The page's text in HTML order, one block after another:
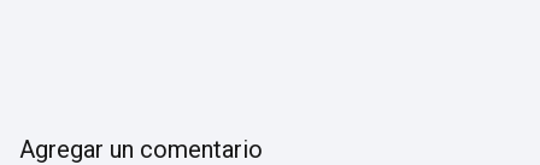
Agregar un comentario